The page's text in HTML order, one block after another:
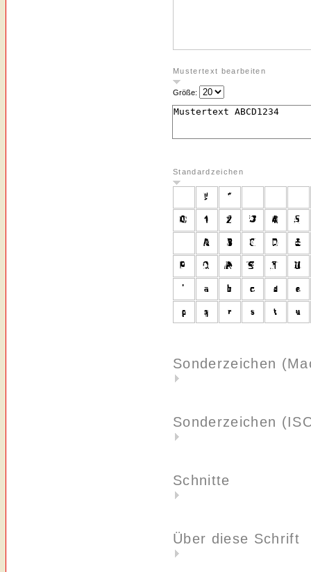
Mustertext bearbeiten
Größe:
Standardzeichen
Sonderzeichen
Sonderzeichen
Schnitte
Über diese Schrift